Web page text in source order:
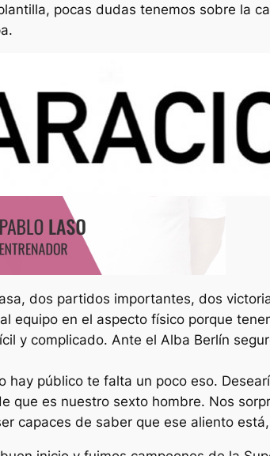
pocas dudas tenemos sobre la
dos partidos importantes, dos
equipo en el aspecto físico porque
y complicado. Ante el Alba Berlín
hay público te falta un poco eso.
que es nuestro sexto hombre. Nos
capaces de saber que ese aliento